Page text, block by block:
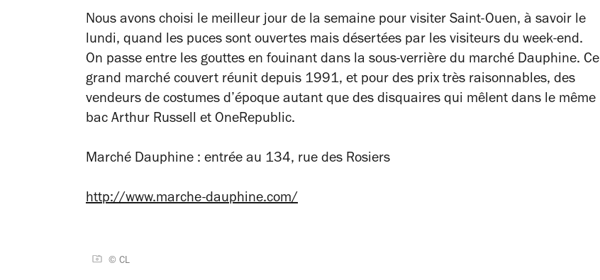
Nous avons choisi le meilleur jour de la semaine pour visiter Saint-Ouen, à savoir le
lundi, quand les puces sont ouvertes mais désertées par les visiteurs du week-end.
On passe entre les gouttes en fouinant dans la sous-verrière du marché Dauphine. Ce
grand marché couvert réunit depuis 1991, et pour des prix très raisonnables, des
vendeurs de costumes d’époque autant que des disquaires qui mêlent dans le même
bac Arthur Russell et OneRepublic.
Marché Dauphine : entrée au 134, rue des Rosiers
http://www.marche-dauphine.com/
© CL